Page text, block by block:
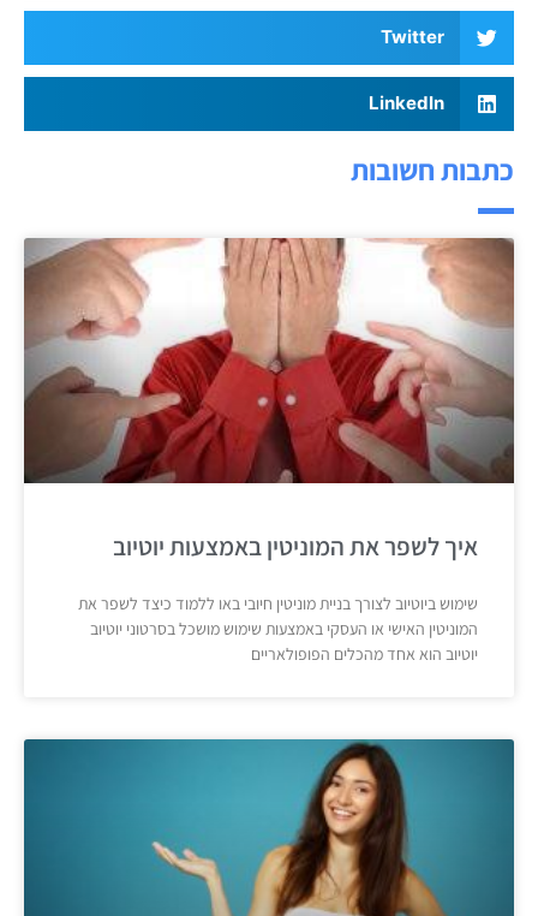
Twitter
LinkedIn
כתבות חשובות
איך לשפר את המוניטין באמצעות יוטיוב
שימוש ביוטיוב לצורך בניית מוניטין חיובי באו ללמוד כיצד לשפר את
המוניטין האישי או העסקי באמצעות שימוש מושכל בסרטוני יוטיוב
יוטיוב הוא אחד מהכלים הפופולאריים